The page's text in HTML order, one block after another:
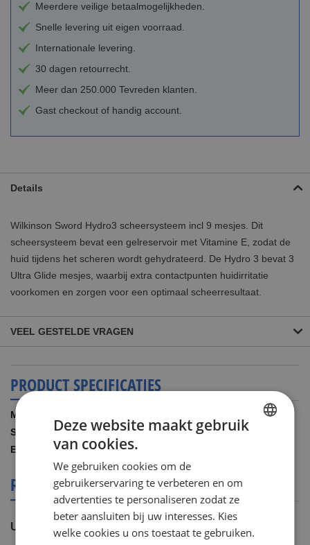
Meerdere veilige betaalmogelijkheden.
Snelle levering uit eigen voorraad.
Internationale levering.
30 dagen retourrecht.
Meer dan 250.000 Tevreden klanten.
Gast checkout of handig account.
Details
Wilkinson Sword Hydro3 scheersysteem incl 9 mesjes. Dit
scheersysteem bevat een gelreservoir met Vitamine E, zodat de
huid tijdens het scheren wordt gehydrateerd. De Hydro 3 bevat 3
Ultra Glide mesjes, waarbij extra contactpunten huidirritatie
voorkomen en zorgen voor een optimaal scheerresultaat.
VEEL GESTELDE VRAGEN
PRODUCT SPECIFICATIES
Meer
informatie1.00 STUKS
4027800802166
REVIEWS OVER DIT PRODUCT
U plaatst een review over:
Deze website maakt gebruik
van cookies.
We gebruiken cookies om de
gebruikerservaring te verbeteren en om
advertenties te personaliseren zodat ze
beter aansluiten bij uw interesses. Kies
welke cookies u ons toestaat te gebruiken.